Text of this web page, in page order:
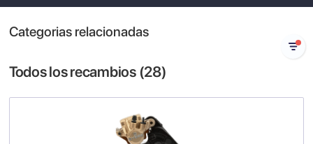
Categorias relacionadas
Todos los recambios (28)